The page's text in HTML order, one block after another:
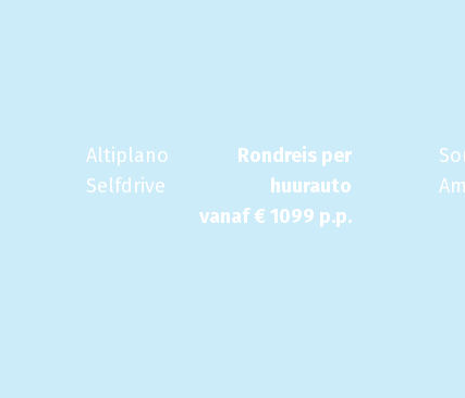
Altiplano
Selfdrive
Rondreis per
huurauto
vanaf € 1099 p.p.